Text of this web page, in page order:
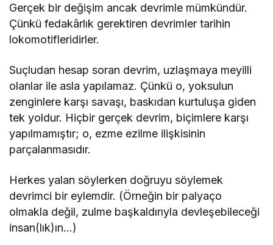
Gerçek bir değişim ancak devrimle mümkündür.
Çünkü fedakârlık gerektiren devrimler tarihin
lokomotifleridirler.
Suçludan hesap soran devrim, uzlaşmaya meyilli
olanlar ile asla yapılamaz. Çünkü o, yoksulun
zenginlere karşı savaşı, baskıdan kurtuluşa giden
tek yoldur. Hiçbir gerçek devrim, biçimlere karşı
yapılmamıştır; o, ezme ezilme ilişkisinin
parçalanmasıdır.
Herkes yalan söylerken doğruyu söylemek
devrimci bir eylemdir. (Örneğin bir palyaço
olmakla değil, zulme başkaldırıyla devleşebileceği
insan(lık)ın…)